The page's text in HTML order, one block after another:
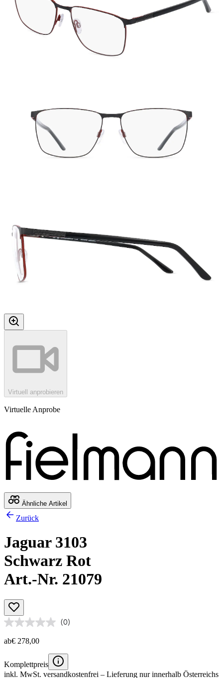
Virtuell anprobieren
Virtuelle Anprobe
Ähnliche Artikel
Zurück
Jaguar 3103
Schwarz Rot
Art.-Nr. 21079
(0)
ab€ 278,00
Komplettpreis
inkl. MwSt. versandkostenfrei – Lieferung nur innerhalb Österreichs